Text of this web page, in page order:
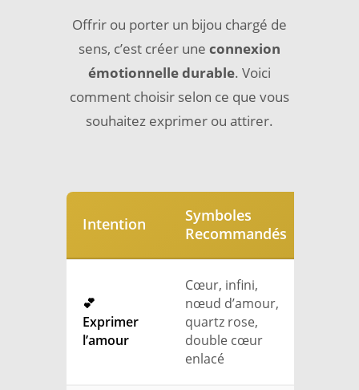
Offrir ou porter un bijou chargé de
sens, c’est créer une connexion
émotionnelle durable. Voici
comment choisir selon ce que vous
souhaitez exprimer ou attirer.
Intention
Symboles
Recommandés
💕
Exprimer
l’amour
Cœur, infini,
nœud d’amour,
quartz rose,
double cœur
enlacé